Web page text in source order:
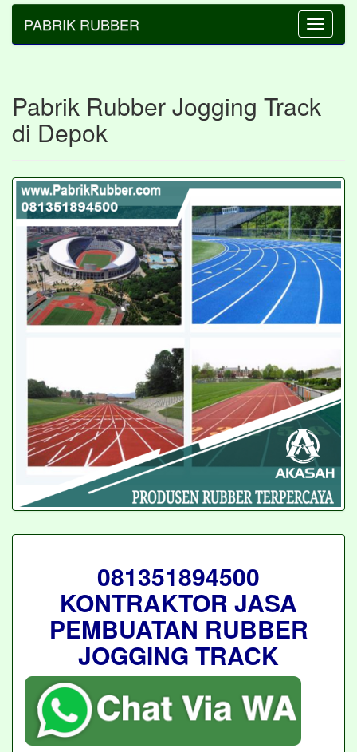
Toggle
PABRIK RUBBER
Pabrik Rubber Jogging Track
di Depok
081351894500
KONTRAKTOR JASA
PEMBUATAN RUBBER
JOGGING TRACK